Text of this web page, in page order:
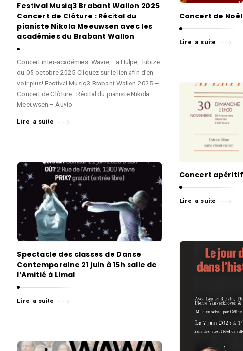
Festival Musiq3 Brabant Wallon 2025
Concert de Clôture : Récital du
pianiste Nikola Meeuwsen avec les
académies du Brabant Wallon
Concert inter-académies: Wavre, La Hulpe, Tubize
du 05 octobre 2025 Cliquez sur le lien afin d’en
voir plus! Festival Musiq3 Brabant Wallon 2025 –
Concert de Clôture : Récital du pianiste Nikola
Meeuwsen – Auvio
Lire la suite
Concert de Noël
Lire la suite
Concert apéritif
Lire la suite
Spectacle des classes de Danse
Contemporaine 21 juin à 15h salle de
l’Amitié à Limal
Lire la suite